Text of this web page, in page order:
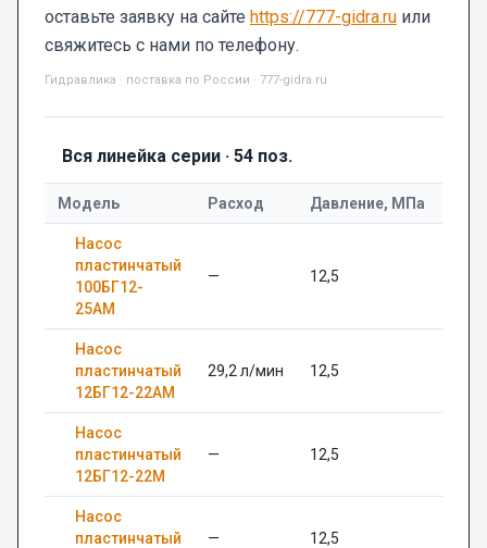
оставьте заявку на сайте https://777-gidra.ru или
свяжитесь с нами по телефону.
Гидравлика · поставка по России · 777-gidra.ru
Вся линейка серии · 54 поз.
Модель Расход Давление, МПа
Насос
пластинчатый
100БГ12-
25АМ
— 12,5
Насос
пластинчатый
12БГ12-22АМ
29,2 л/мин 12,5
Насос
пластинчатый
12БГ12-22М
— 12,5
Насос
пластинчатый
— 12,5